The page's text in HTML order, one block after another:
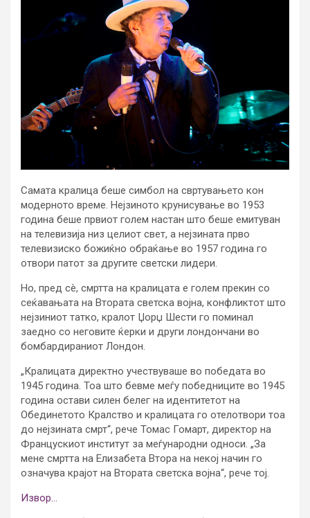
Самата кралица беше симбол на свртувањето кон
модерното време. Нејзиното крунисување во 1953
година беше првиот голем настан што беше емитуван
на телевизија низ целиот свет, а нејзината прво
телевизиско божиќно обраќање во 1957 година го
отвори патот за другите светски лидери.
Но, пред сè, смртта на кралицата е голем прекин со
сеќавањата на Втората светска војна, конфликтот што
нејзиниот татко, кралот Џорџ Шести го поминал
заедно со неговите ќерки и други лондончани во
бомбардираниот Лондон.
„Кралицата директно учествуваше во победата во
1945 година. Тоа што бевме меѓу победниците во 1945
година остави силен белег на идентитетот на
Обединетото Кралство и кралицата го отелотвори тоа
до нејзината смрт“, рече Томас Гомарт, директор на
Францускиот институт за меѓународни односи. „За
мене смртта на Елизабета Втора на некој начин го
означува крајот на Втората светска војна“, рече тој.
Извор…